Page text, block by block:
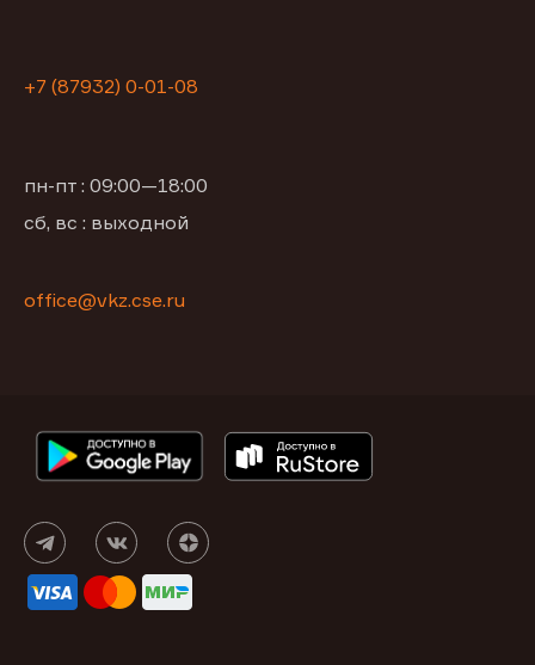
+7 (87932) 0-01-08
пн-пт : 09:00—18:00
сб, вс : выходной
office@vkz.cse.ru